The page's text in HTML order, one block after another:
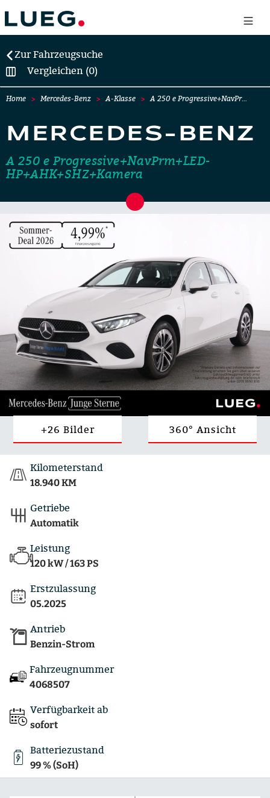
Zur Fahrzeugsuche
Vergleichen (0)
Home Mercedes-Benz A-Klasse A 250 e Progressive+NavPr…
MERCEDES-BENZ
A 250 e Progressive+NavPrm+LED-
HP+AHK+SHZ+Kamera
+26 Bilder 360° Ansicht
Kilometerstand
18.940 KM
Getriebe
Automatik
Leistung
120 kW / 163 PS
Erstzulassung
05.2025
Antrieb
Benzin-Strom
Fahrzeugnummer
4068507
Verfügbarkeit ab
sofort
Batteriezustand
99 % (SoH)